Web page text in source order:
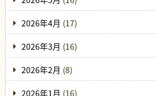
2026年4月 (17)
2026年3月 (16)
2026年2月 (8)
2026年1月 (16)